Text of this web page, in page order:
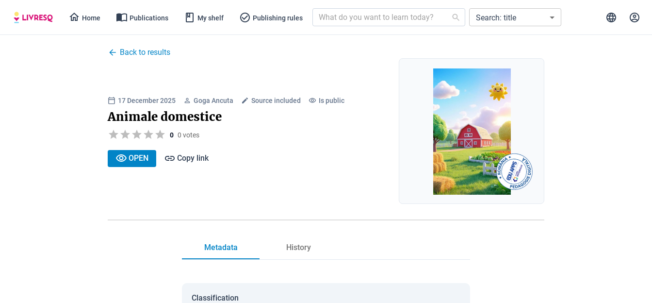
Home Publications My shelf Publishing rules Search: title
Back to results
17 December 2025 Goga Ancuta Source included Is public
Animale domestice
0 0 votes
OPEN Copy link
Metadata History
Classification